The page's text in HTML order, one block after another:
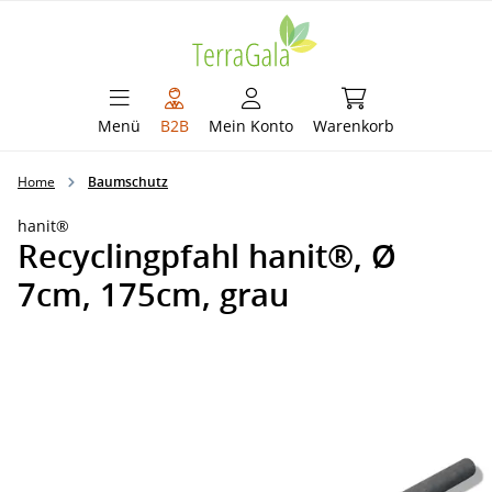
Menü B2B Mein Konto Warenkorb
Warenkorb
Home Baumschutz
hanit®
Recyclingpfahl hanit®, Ø
7cm, 175cm, grau